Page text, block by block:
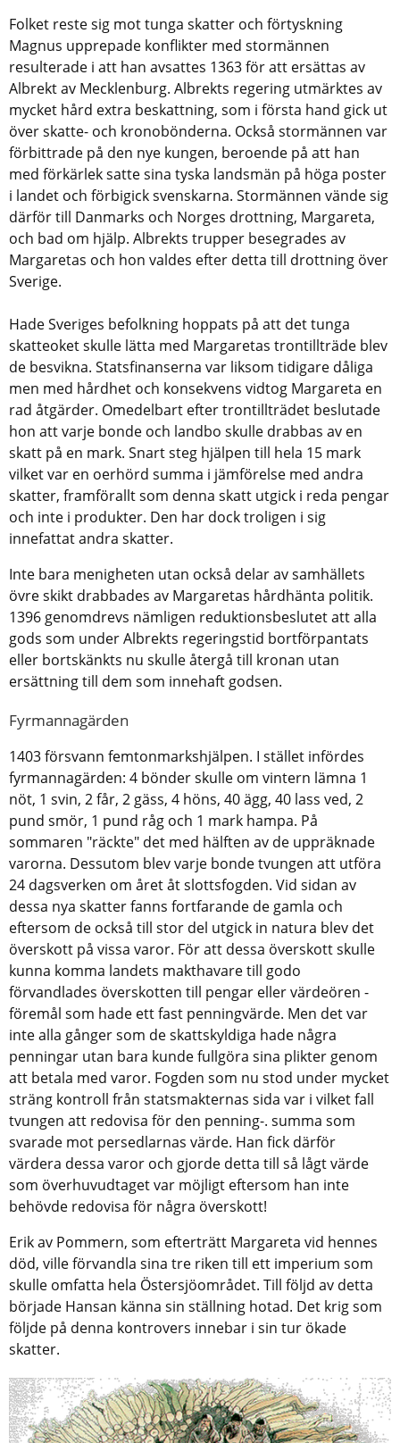
Folket reste sig mot tunga skatter och förtyskning
Magnus upprepade konflikter med stormännen
resulterade i att han avsattes 1363 för att ersättas av
Albrekt av Mecklenburg. Albrekts regering utmärktes av
mycket hård extra beskattning, som i första hand gick ut
över skatte- och kronobönderna. Också stormännen var
förbittrade på den nye kungen, beroende på att han
med förkärlek satte sina tyska landsmän på höga poster
i landet och förbigick svenskarna. Stormännen vände sig
därför till Danmarks och Norges drottning, Margareta,
och bad om hjälp. Albrekts trupper besegrades av
Margaretas och hon valdes efter detta till drottning över
Sverige.
Hade Sveriges befolkning hoppats på att det tunga
skatteoket skulle lätta med Margaretas trontillträde blev
de besvikna. Statsfinanserna var liksom tidigare dåliga
men med hårdhet och konsekvens vidtog Margareta en
rad åtgärder. Omedelbart efter trontillträdet beslutade
hon att varje bonde och landbo skulle drabbas av en
skatt på en mark. Snart steg hjälpen till hela 15 mark
vilket var en oerhörd summa i jämförelse med andra
skatter, framförallt som denna skatt utgick i reda pengar
och inte i produkter. Den har dock troligen i sig
innefattat andra skatter.
Inte bara menigheten utan också delar av samhällets
övre skikt drabbades av Margaretas hårdhänta politik.
1396 genomdrevs nämligen reduktionsbeslutet att alla
gods som under Albrekts regeringstid bortförpantats
eller bortskänkts nu skulle återgå till kronan utan
ersättning till dem som innehaft godsen.
Fyrmannagärden
1403 försvann femtonmarkshjälpen. I stället infördes
fyrmannagärden: 4 bönder skulle om vintern lämna 1
nöt, 1 svin, 2 får, 2 gäss, 4 höns, 40 ägg, 40 lass ved, 2
pund smör, 1 pund råg och 1 mark hampa. På
sommaren "räckte" det med hälften av de uppräknade
varorna. Dessutom blev varje bonde tvungen att utföra
24 dagsverken om året åt slottsfogden. Vid sidan av
dessa nya skatter fanns fortfarande de gamla och
eftersom de också till stor del utgick in natura blev det
överskott på vissa varor. För att dessa överskott skulle
kunna komma landets makthavare till godo
förvandlades överskotten till pengar eller värdeören -
föremål som hade ett fast penningvärde. Men det var
inte alla gånger som de skattskyldiga hade några
penningar utan bara kunde fullgöra sina plikter genom
att betala med varor. Fogden som nu stod under mycket
sträng kontroll från statsmakternas sida var i vilket fall
tvungen att redovisa för den penning-. summa som
svarade mot persedlarnas värde. Han fick därför
värdera dessa varor och gjorde detta till så lågt värde
som överhuvudtaget var möjligt eftersom han inte
behövde redovisa för några överskott!
Erik av Pommern, som efterträtt Margareta vid hennes
död, ville förvandla sina tre riken till ett imperium som
skulle omfatta hela Östersjöområdet. Till följd av detta
började Hansan känna sin ställning hotad. Det krig som
följde på denna kontrovers innebar i sin tur ökade
skatter.